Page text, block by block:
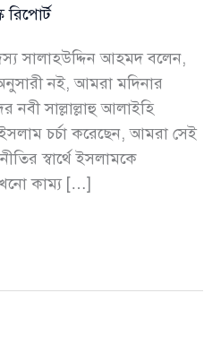
রিপোর্ট
সালাহউদ্দিন আহমদ বলেন,
নই, আমরা মদিনার
সাল্লাল্লাহু আলাইহি
ইসলাম চর্চা করেছেন, আমরা সেই
স্বার্থে ইসলামকে
কাম্য […]